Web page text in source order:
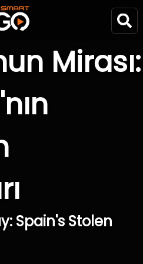
Mirası:
Spain's Stolen